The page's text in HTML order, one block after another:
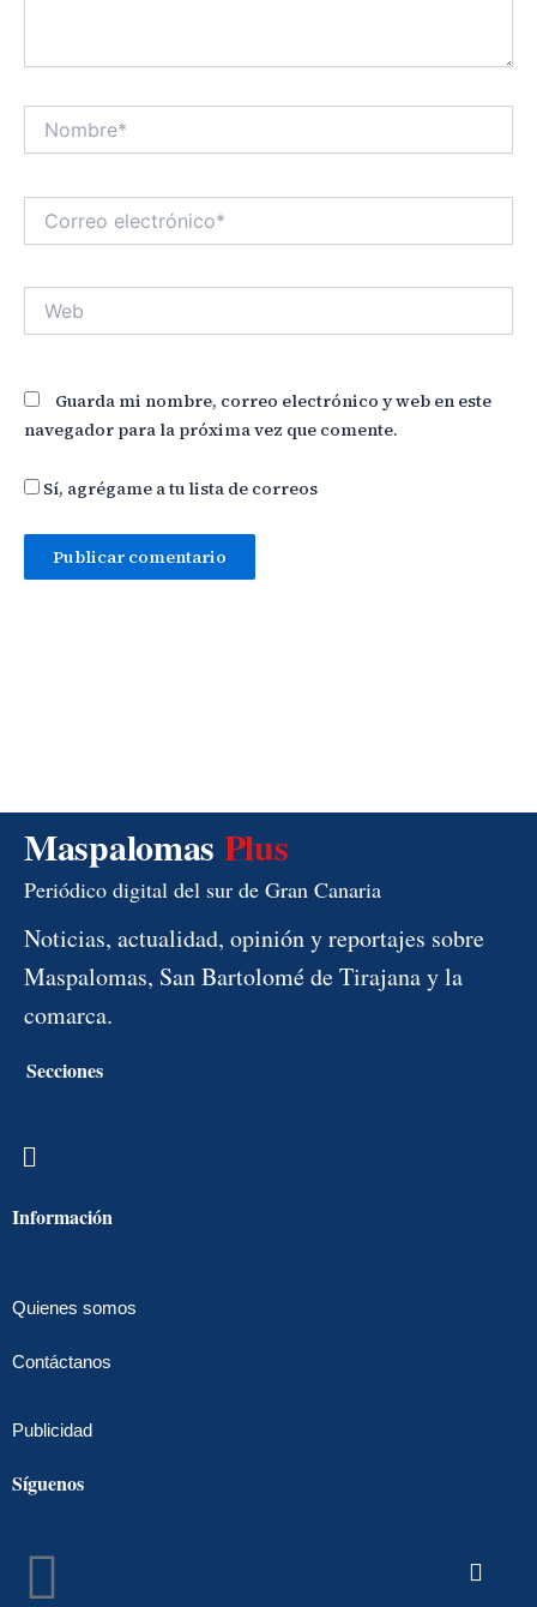
Nombre*
electrónico*
Web
Guarda mi nombre, correo electrónico y web en este
navegador para la próxima vez que comente.
Sí, agrégame a tu lista de correos
Maspalomas Plus
Periódico digital del sur de Gran Canaria
Noticias, actualidad, opinión y reportajes sobre
Maspalomas, San Bartolomé de Tirajana y la
comarca.
Secciones
Menú
Información
Quienes somos
Contáctanos
Publicidad
Síguenos
Facebook
Instagram